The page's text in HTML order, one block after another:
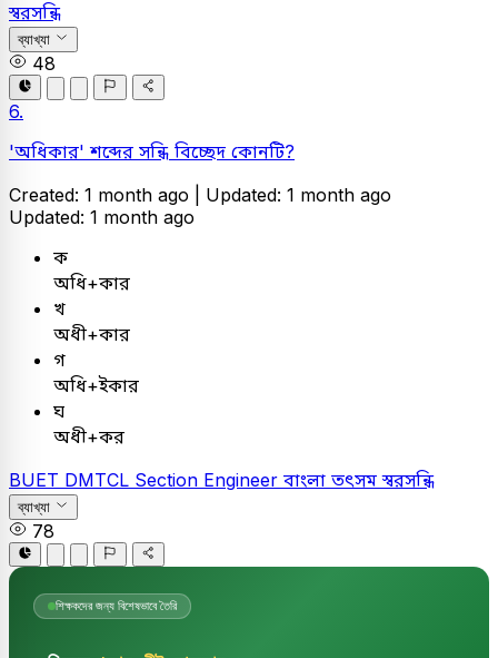
স্বরসন্ধি
ব্যাখ্যা
48
6.
'অধিকার' শব্দের সন্ধি বিচ্ছেদ কোনটি?
Created: 1 month ago | Updated: 1 month ago
Updated: 1 month ago
ক
অধি+কার
খ
অধী+কার
গ
অধি+ইকার
ঘ
অধী+কর
BUET DMTCL Section Engineer বাংলা তৎসম স্বরসন্ধি
ব্যাখ্যা
78
শিক্ষকদের জন্য বিশেষভাবে তৈরি